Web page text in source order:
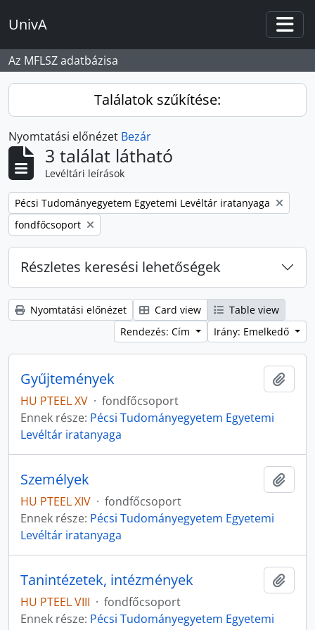
UnivA
Az MFLSZ adatbázisa
Találatok szűkítése:
Nyomtatási előnézet Bezár
3 találat látható
Levéltári leírások
Remove filter:
Pécsi Tudományegyetem Egyetemi Levéltár iratanyaga
Remove filter:
fondfőcsoport
Részletes keresési lehetőségek
Nyomtatási előnézet Card view
Table view
Rendezés: Cím
Irány: Emelkedő
Gyűjtemények
HU PTEEL XV · fondfőcsoport
Ennek része: Pécsi Tudományegyetem Egyetemi
Levéltár iratanyaga
Személyek
HU PTEEL XIV · fondfőcsoport
Ennek része: Pécsi Tudományegyetem Egyetemi
Levéltár iratanyaga
Tanintézetek, intézmények
HU PTEEL VIII · fondfőcsoport
Ennek része: Pécsi Tudományegyetem Egyetemi